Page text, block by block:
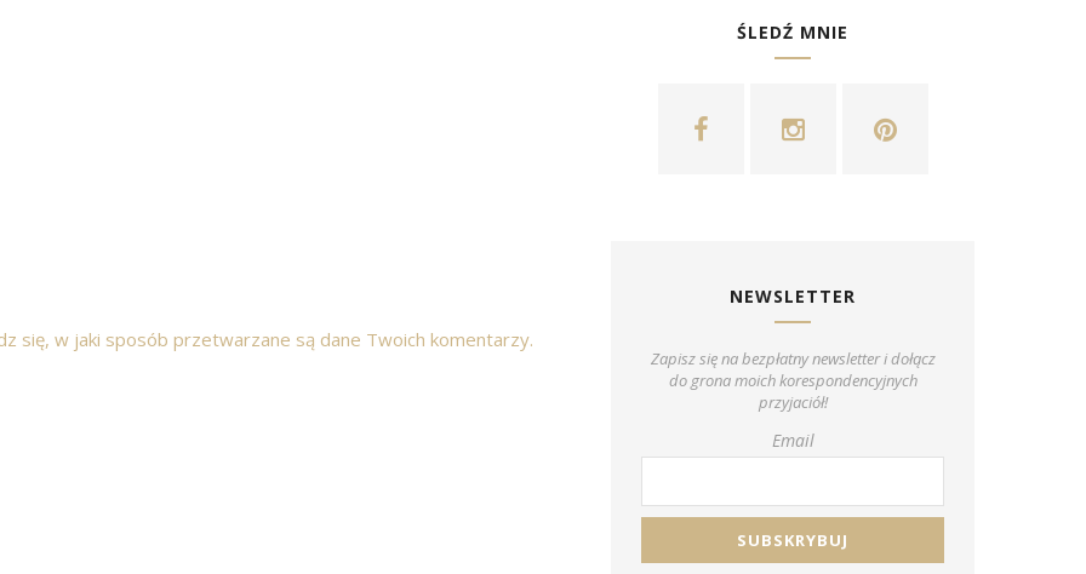
się, w jaki sposób przetwarzane są dane Twoich komentarzy.
ŚLEDŹ MNIE
NEWSLETTER
Zapisz się na bezpłatny newsletter i dołącz
do grona moich korespondencyjnych
przyjaciół!
Email